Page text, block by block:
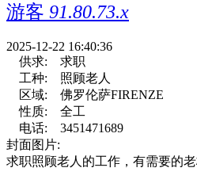
游客 91.80.73.x
2025-12-22 16:40:36
供求:
求职
工种:
照顾老人
区域:
佛罗伦萨FIRENZE
性质:
全工
电话:
3451471689
封面图片:
求职照顾老人的工作，有需要的